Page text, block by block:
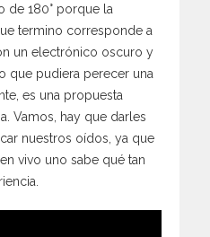
de 180° porque la
termino corresponde a
un electrónico oscuro y
que pudiera perecer una
es una propuesta
Vamos, hay que darles
nuestros oídos, ya que
vivo uno sabe qué tan